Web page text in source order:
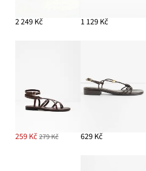
2 249 Kč 1 129 Kč
259 Kč 279 Kč 629 Kč